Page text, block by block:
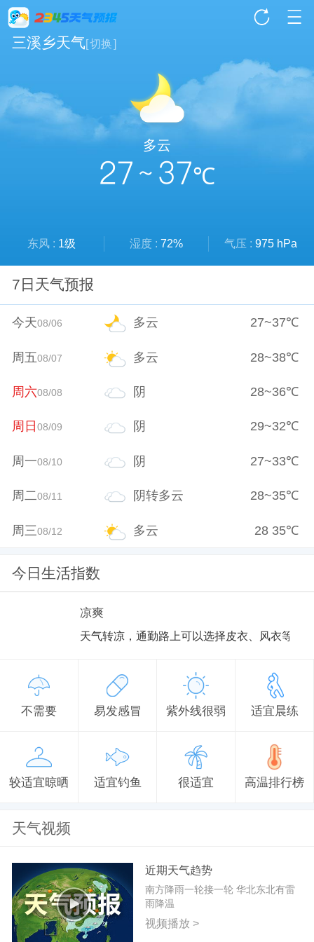
三溪乡天气[切换]
多云
27 ~ 37℃
东风 : 1级 湿度 : 72% 气压 : 975 hPa
7日天气预报
今天08/06 多云 27~37℃
周五08/07 多云 28~38℃
周六08/08 阴 28~36℃
周日08/09 阴 29~32℃
周一08/10 阴 27~33℃
周二08/11 阴转多云 28~35℃
周三08/12 多云 28 35℃
今日生活指数
凉爽
天气转凉，通勤路上可以选择皮衣、风衣等防
不需要 易发感冒 紫外线很弱 适宜晨练
较适宜晾晒 适宜钓鱼 很适宜 高温排行榜
天气视频
近期天气趋势
南方降雨一轮接一轮 华北东北有雷
雨降温
视频播放 >